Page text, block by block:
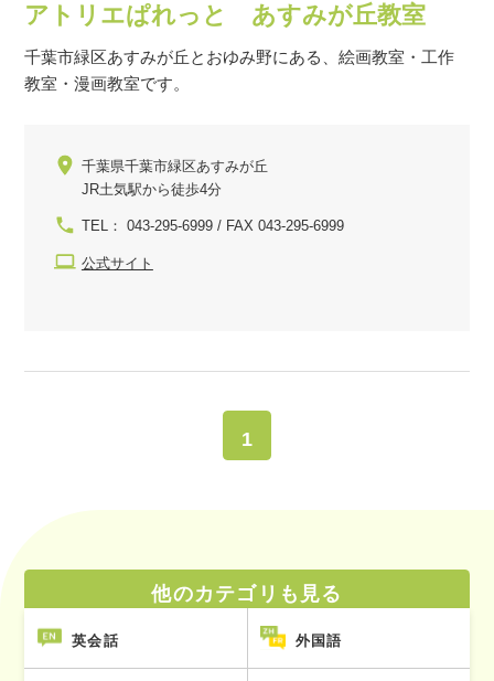
アトリエぱれっと あすみが丘教室
千葉市緑区あすみが丘とおゆみ野にある、絵画教室・工作
教室・漫画教室です。
千葉県千葉市緑区あすみが丘
JR土気駅から徒歩4分
TEL： 043-295-6999 / FAX 043-295-6999
公式サイト
1
他のカテゴリも見る
英会話 外国語